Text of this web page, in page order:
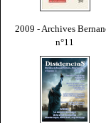
2009 - Archives
n°11